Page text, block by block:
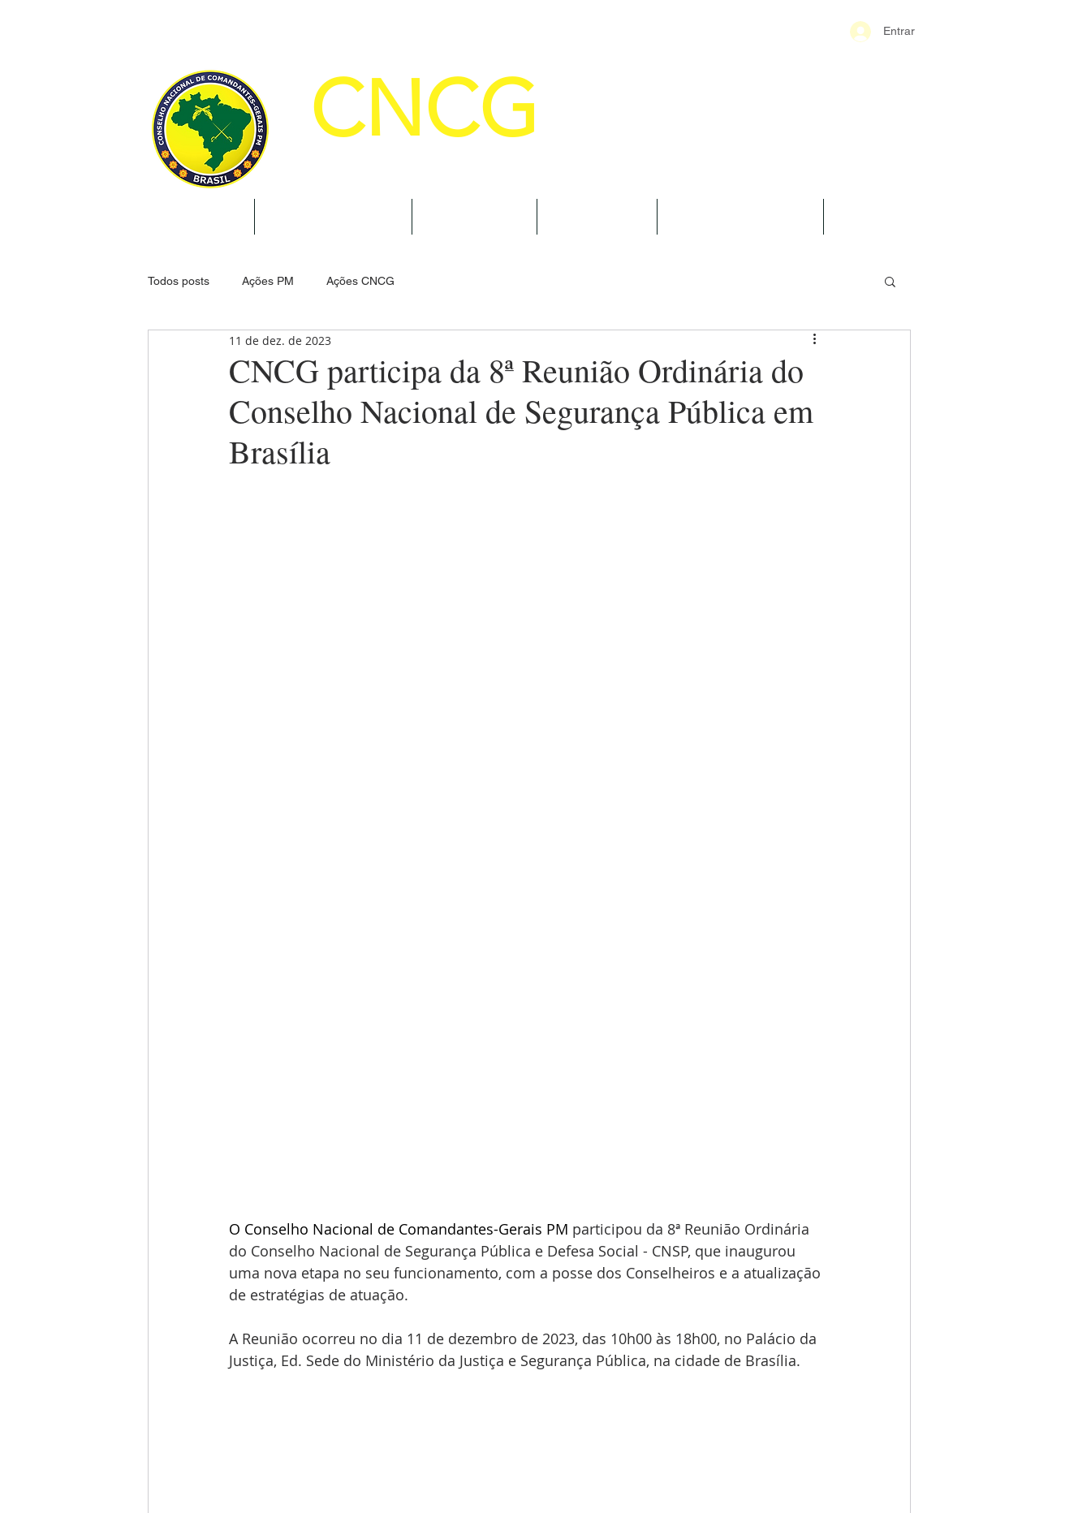
Entrar
CNCG
Todos posts Ações PM Ações CNCG
CNCG participa da 8ª Reunião Ordinária do
Conselho Nacional de Segurança Pública em
Brasília
11 de dez. de 2023
O Conselho Nacional de Comandantes-Gerais PM participou da 8ª Reunião Ordinária
do Conselho Nacional de Segurança Pública e Defesa Social - CNSP, que inaugurou
uma nova etapa no seu funcionamento, com a posse dos Conselheiros e a atualização
de estratégias de atuação.
A Reunião ocorreu no dia 11 de dezembro de 2023, das 10h00 às 18h00, no Palácio da
Justiça, Ed. Sede do Ministério da Justiça e Segurança Pública, na cidade de Brasília.